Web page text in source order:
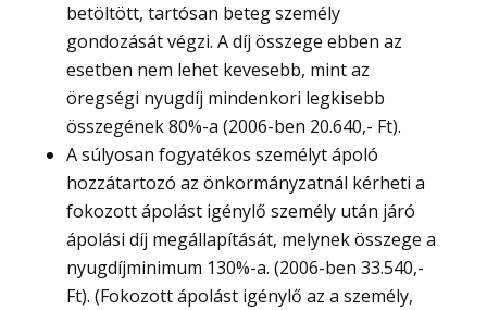
betöltött, tartósan beteg személy
gondozását végzi. A díj összege ebben az
esetben nem lehet kevesebb, mint az
öregségi nyugdíj mindenkori legkisebb
összegének 80%-a (2006-ben 20.640,- Ft).
A súlyosan fogyatékos személyt ápoló
hozzátartozó az önkormányzatnál kérheti a
fokozott ápolást igénylő személy után járó
ápolási díj megállapítását, melynek összege a
nyugdíjminimum 130%-a. (2006-ben 33.540,-
Ft). (Fokozott ápolást igénylő az a személy,